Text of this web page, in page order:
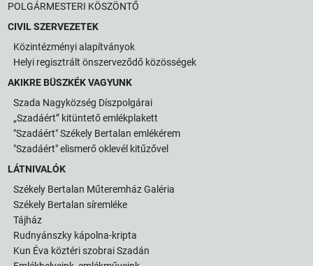
POLGÁRMESTERI KÖSZÖNTŐ
CIVIL SZERVEZETEK
Közintézményi alapítványok
Helyi regisztrált önszerveződő közösségek
AKIKRE BÜSZKÉK VAGYUNK
Szada Nagyközség Díszpolgárai
„Szadáért” kitüntető emlékplakett
"Szadáért" Székely Bertalan emlékérem
"Szadáért" elismerő oklevél kitűzővel
LÁTNIVALÓK
Székely Bertalan Műteremház Galéria
Székely Bertalan síremléke
Tájház
Rudnyánszky kápolna-kripta
Kun Éva köztéri szobrai Szadán